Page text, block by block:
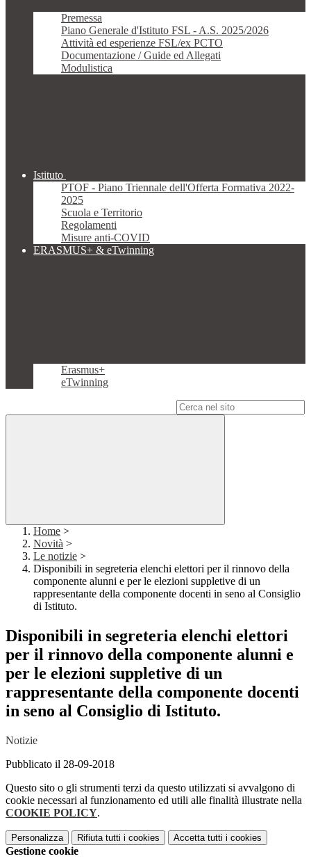
Premessa
Piano Generale d'Istituto FSL - A.S. 2025/2026
Attività ed esperienze FSL/ex PCTO
Documentazione / Guide ed Allegati
Modulistica
Istituto
PTOF - Piano Triennale dell'Offerta Formativa 2022-
2025
Scuola e Territorio
Regolamenti
Misure anti-COVID
ERASMUS+ & eTwinning
Erasmus+
eTwinning
Home >
Novità >
Le notizie >
Disponibili in segreteria elenchi elettori per il rinnovo della
componente alunni e per le elezioni suppletive di un
rappresentante della componente docenti in seno al Consiglio
di Istituto.
Disponibili in segreteria elenchi elettori
per il rinnovo della componente alunni e
per le elezioni suppletive di un
rappresentante della componente docenti
in seno al Consiglio di Istituto.
Notizie
Pubblicato il 28-09-2018
Questo sito o gli strumenti terzi da questo utilizzati si avvalgono di
cookie necessari al funzionamento ed utili alle finalità illustrate nella
COOKIE POLICY.
Personalizza Rifiuta tutti i cookies Accetta tutti i cookies
Gestione cookie